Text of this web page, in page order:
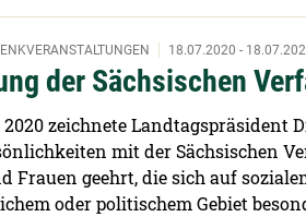
der Sächsischen
18.07.2020 -
zeichnete Landtagspräsident
mit der Sächsischen
Frauen geehrt, die sich auf
oder politischem Gebiet